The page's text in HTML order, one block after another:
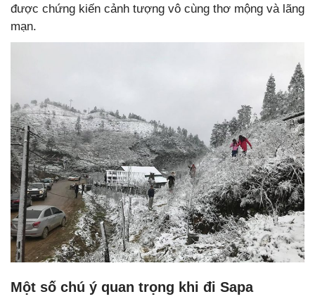
được chứng kiến cảnh tượng vô cùng thơ mộng và lãng
mạn.
Một số chú ý quan trọng khi đi Sapa